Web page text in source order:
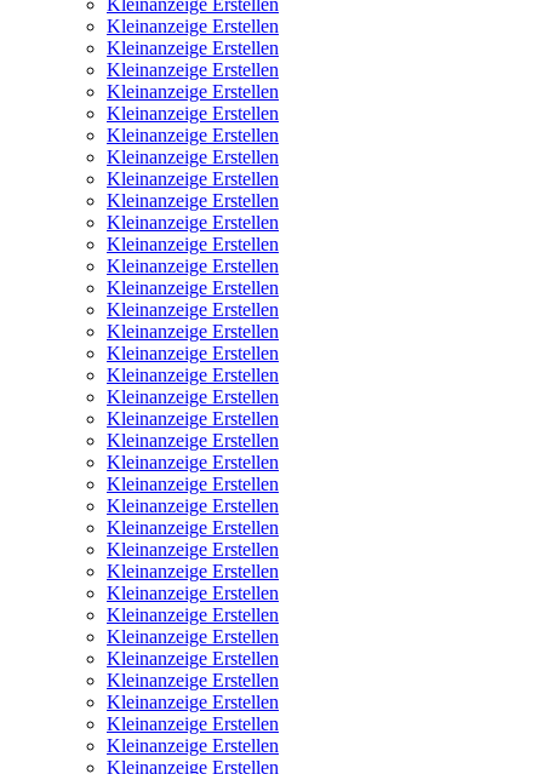
Kleinanzeige Erstellen
Kleinanzeige Erstellen
Kleinanzeige Erstellen
Kleinanzeige Erstellen
Kleinanzeige Erstellen
Kleinanzeige Erstellen
Kleinanzeige Erstellen
Kleinanzeige Erstellen
Kleinanzeige Erstellen
Kleinanzeige Erstellen
Kleinanzeige Erstellen
Kleinanzeige Erstellen
Kleinanzeige Erstellen
Kleinanzeige Erstellen
Kleinanzeige Erstellen
Kleinanzeige Erstellen
Kleinanzeige Erstellen
Kleinanzeige Erstellen
Kleinanzeige Erstellen
Kleinanzeige Erstellen
Kleinanzeige Erstellen
Kleinanzeige Erstellen
Kleinanzeige Erstellen
Kleinanzeige Erstellen
Kleinanzeige Erstellen
Kleinanzeige Erstellen
Kleinanzeige Erstellen
Kleinanzeige Erstellen
Kleinanzeige Erstellen
Kleinanzeige Erstellen
Kleinanzeige Erstellen
Kleinanzeige Erstellen
Kleinanzeige Erstellen
Kleinanzeige Erstellen
Kleinanzeige Erstellen